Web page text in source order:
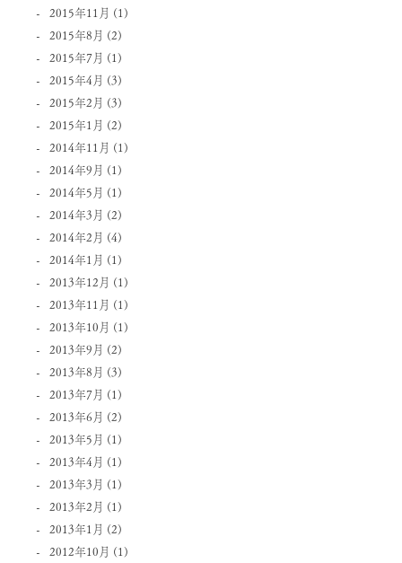
2015年11月 (1)
2015年8月 (2)
2015年7月 (1)
2015年4月 (3)
2015年2月 (3)
2015年1月 (2)
2014年11月 (1)
2014年9月 (1)
2014年5月 (1)
2014年3月 (2)
2014年2月 (4)
2014年1月 (1)
2013年12月 (1)
2013年11月 (1)
2013年10月 (1)
2013年9月 (2)
2013年8月 (3)
2013年7月 (1)
2013年6月 (2)
2013年5月 (1)
2013年4月 (1)
2013年3月 (1)
2013年2月 (1)
2013年1月 (2)
2012年10月 (1)